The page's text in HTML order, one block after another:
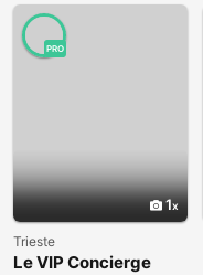
1
PRO
Trieste
Le VIP Concierge